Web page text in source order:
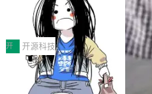
理两个方面，让用户的每一份算力都
得住、用得稳、省得下、更安全！ 一
始，Token使用一目...
作者）、Quoc Le（Google 大脑核心
q2Seq 和 DocAI 的共同发明人）以
yals（Gemini 联合负责人，
耳科技研发的企业级终端编码智能
中文驱动的数字员工，自主理解需求
骤、编写代码。不挑模型、不挑平台
装完即用。 开源地址：Gitee ·
b 安装 支持 Java 8+（8~26）、
x / Windows / Harmony PC。 #
让“代码语义理解”深度释放AI
价值潜能：华为云码道（
代码仓技术解析
一、代码仓深度理解技术的作用与价
程实践中，代码仓是企业核心知识资
体。企业级代码仓库通常包含数十万
个文件，其规模远超单次模型调用可
文窗口。随着项目规模的持续扩张与
开 开源科技
一条“删库”命令跑 17 小时，算法
师删光 89TB 数据只为干私活
最高人民检察院8月4日公布了一起案